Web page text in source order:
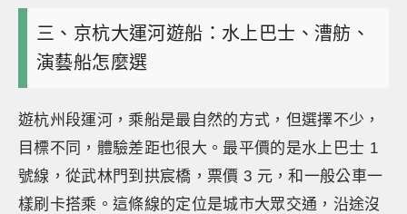
三、京杭大運河遊船：水上巴士、漕舫、
演藝船怎麼選
遊杭州段運河，乘船是最自然的方式，但選擇不少，
目標不同，體驗差距也很大。最平價的是水上巴士 1
號線，從武林門到拱宸橋，票價 3 元，和一般公車一
樣刷卡搭乘。這條線的定位是城市大眾交通，沿途沒